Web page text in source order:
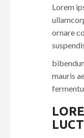
Lorem
ornare
mauris